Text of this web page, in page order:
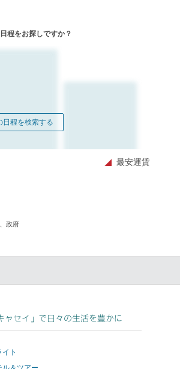
程をお探しですか？
日程を検索する
最安運賃
政府
ャセイ」で日々の生活を豊かに
イト